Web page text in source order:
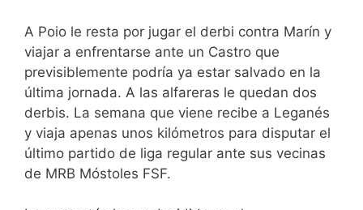
A Poio le resta por jugar el derbi contra Marín y
viajar a enfrentarse ante un Castro que
previsiblemente podría ya estar salvado en la
última jornada. A las alfareras le quedan dos
derbis. La semana que viene recibe a Leganés
y viaja apenas unos kilómetros para disputar el
último partido de liga regular ante sus vecinas
de MRB Móstoles FSF.